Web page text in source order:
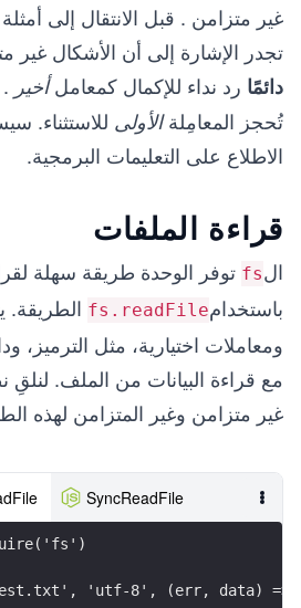
غير متزامن . قبل الانتقال إلى أمثلة
تجدر الإشارة إلى أن الأشكال غير
دائمًا رد نداء للإكمال كمعاملأخير .
تُحجز المعامِلةالأولى للاستثناء.
الاطلاع على التعليمات البرمجية.
قراءة الملفات
الfs توفر الوحدة طريقة سهلة
باستخدامfs.readFile الطريقة.
ومعاملات اختيارية، مثل الترميز،
مع قراءة البيانات من الملف.
غير متزامن وغير المتزامن لهذه
SyncReadFile
'utf-8', (err, data) =>